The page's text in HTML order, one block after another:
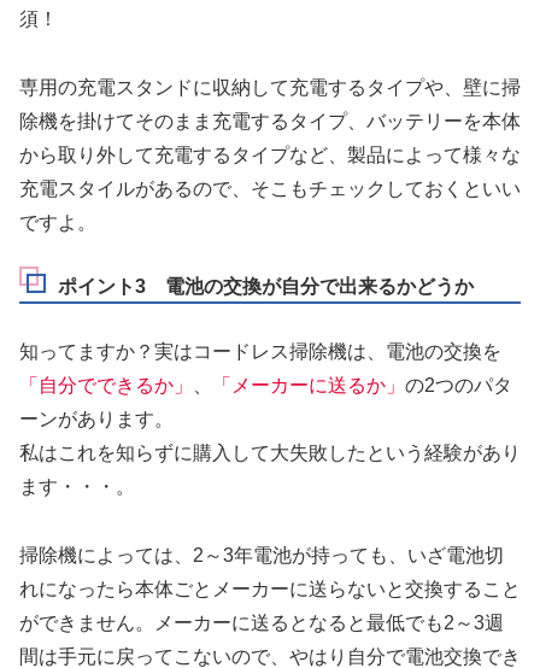
須！
専用の充電スタンドに収納して充電するタイプや、 壁に掃
除機を掛けてそのまま充電するタイプ、 バッテリーを本体
から取り外して充電するタイプなど、製品によって様々な
充電スタイルがあるので、そこもチェックしておくといい
ですよ。
ポイント3 電池の交換が自分で出来るかどうか
知ってますか？実はコードレス掃除機は、電池の交換を
「自分でできるか」
「メーカーに送るか」 の2つのパタ
ーンがあります。
私はこれを知らずに購入して大失敗したという経験があり
ます・・・。
掃除機によっては、2～3年電池が持っても、いざ電池切
れになったら本体ごとメーカーに送らないと交換すること
ができません。メーカーに送るとなると最低でも2～3週
間は手元に戻ってこないので、やはり 自分で電池交換でき